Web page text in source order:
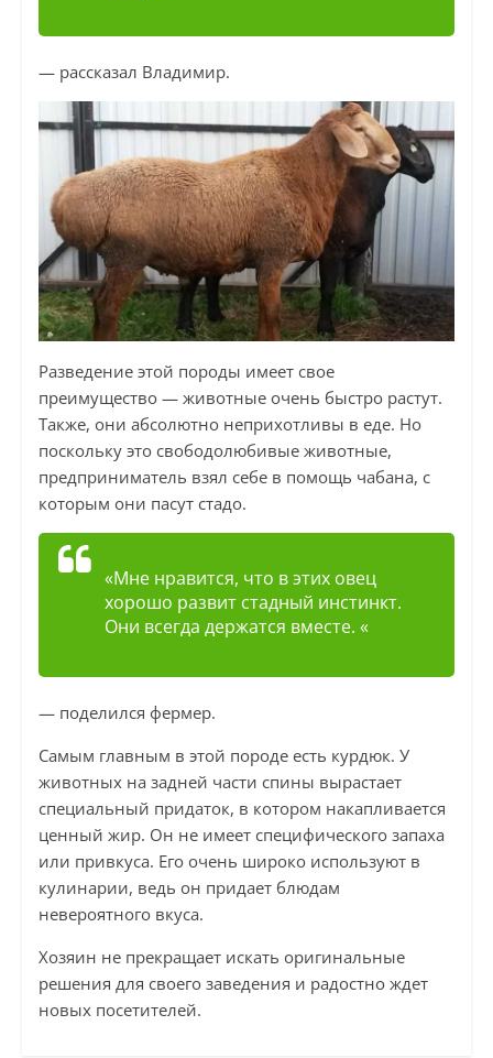
— рассказал Владимир.
Разведение этой породы имеет свое
преимущество — животные очень быстро растут.
Также, они абсолютно неприхотливы в еде. Но
поскольку это свободолюбивые животные,
предприниматель взял себе в помощь чабана, с
которым они пасут стадо.
«Мне нравится, что в этих овец
хорошо развит стадный инстинкт.
Они всегда держатся вместе. «
— поделился фермер.
Самым главным в этой породе есть курдюк. У
животных на задней части спины вырастает
специальный придаток, в котором накапливается
ценный жир. Он не имеет специфического запаха
или привкуса. Его очень широко используют в
кулинарии, ведь он придает блюдам
невероятного вкуса.
Хозяин не прекращает искать оригинальные
решения для своего заведения и радостно ждет
новых посетителей.